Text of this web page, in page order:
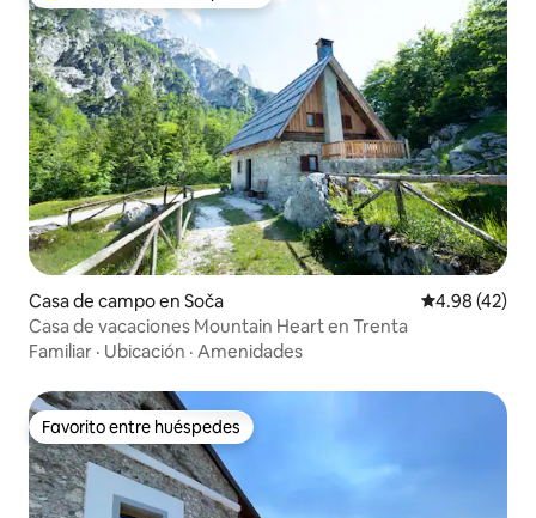
Casa de campo en Soča Calificación
4.98 (42)
Casa de vacaciones Mountain Heart en Trenta
Familiar · Ubicación · Amenidades
Favorito entre huéspedes
Favorito entre huéspedes